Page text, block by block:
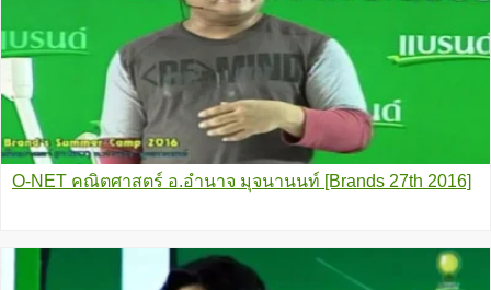
O-NET คณิตศาสตร์ อ.อำนาจ มุจนานนท์ [Brands 27th 2016]